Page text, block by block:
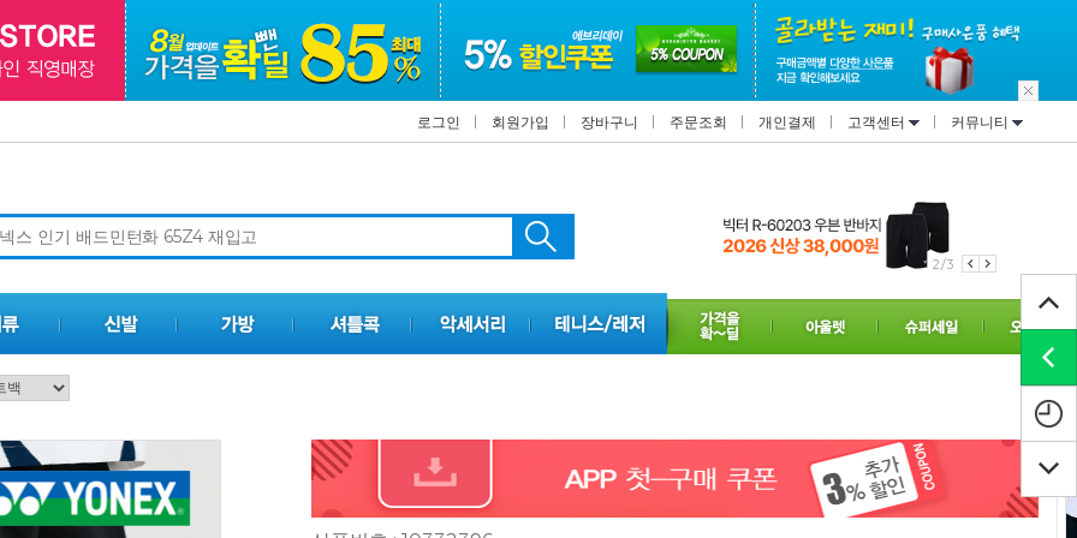
로그인 회원가입 장바구니 주문조회 개인결제 고객센터 커뮤니티
2/3